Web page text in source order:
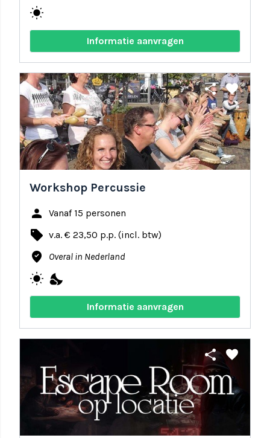
wb_sunny
Informatie aanvragen
share favorite
Workshop Percussie
person Vanaf 15 personen
local_offer v.a. € 23,50 p.p. (incl. btw)
where_to_vote Overal in Nederland
wb_sunny nights_stay
Informatie aanvragen
share favorite